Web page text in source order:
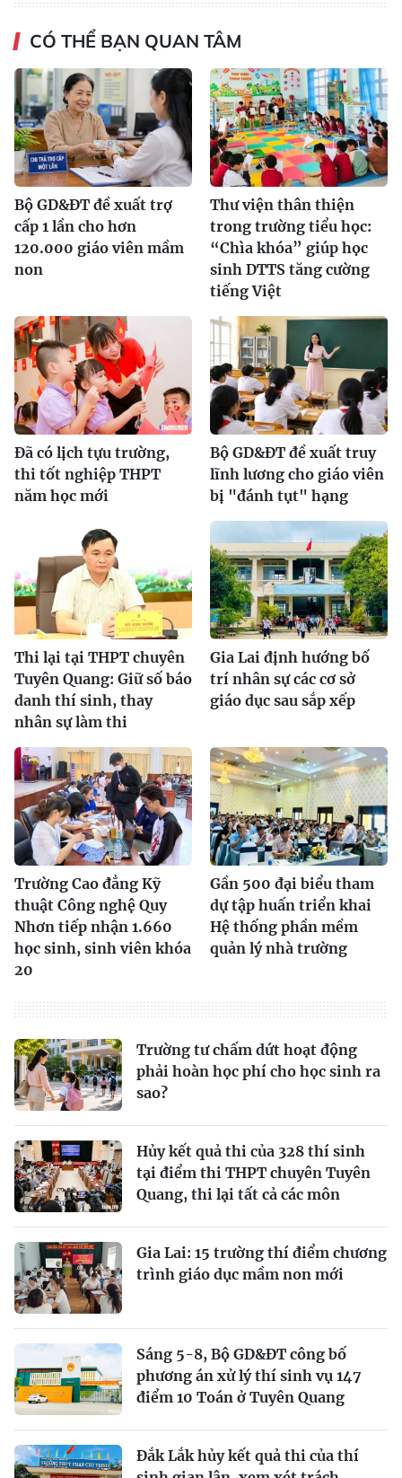
CÓ THỂ BẠN QUAN TÂM
Bộ GD&ĐT đề xuất trợ
cấp 1 lần cho hơn
120.000 giáo viên mầm
non
Thư viện thân thiện
trong trường tiểu học:
“Chìa khóa” giúp học
sinh DTTS tăng cường
tiếng Việt
Đã có lịch tựu trường,
thi tốt nghiệp THPT
năm học mới
Bộ GD&ĐT đề xuất truy
lĩnh lương cho giáo viên
bị "đánh tụt" hạng
Thi lại tại THPT chuyên
Tuyên Quang: Giữ số báo
danh thí sinh, thay
nhân sự làm thi
Gia Lai định hướng bố
trí nhân sự các cơ sở
giáo dục sau sắp xếp
Trường Cao đẳng Kỹ
thuật Công nghệ Quy
Nhơn tiếp nhận 1.660
học sinh, sinh viên khóa
20
Gần 500 đại biểu tham
dự tập huấn triển khai
Hệ thống phần mềm
quản lý nhà trường
Trường tư chấm dứt hoạt động
phải hoàn học phí cho học sinh ra
sao?
Hủy kết quả thi của 328 thí sinh
tại điểm thi THPT chuyên Tuyên
Quang, thi lại tất cả các môn
Gia Lai: 15 trường thí điểm chương
trình giáo dục mầm non mới
Sáng 5-8, Bộ GD&ĐT công bố
phương án xử lý thí sinh vụ 147
điểm 10 Toán ở Tuyên Quang
Đắk Lắk hủy kết quả thi của thí